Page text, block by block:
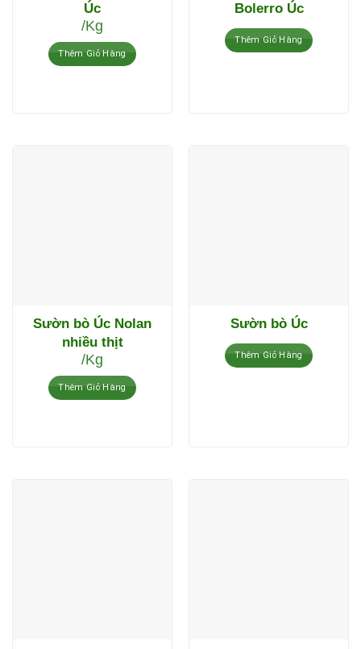
Úc
/Kg
Thêm Giỏ Hàng
Bolerro Úc
Thêm Giỏ Hàng
Sườn bò Úc Nolan
nhiều thịt
/Kg
Thêm Giỏ Hàng
Sườn bò Úc
Thêm Giỏ Hàng